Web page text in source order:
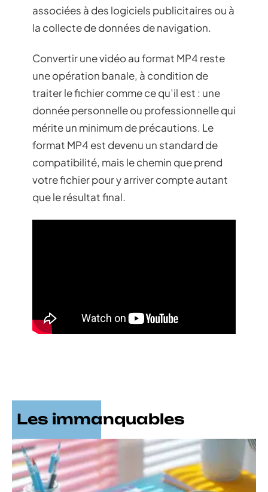
associées à des logiciels publicitaires ou à
la collecte de données de navigation.
Convertir une vidéo au format MP4 reste
une opération banale, à condition de
traiter le fichier comme ce qu’il est : une
donnée personnelle ou professionnelle qui
mérite un minimum de précautions. Le
format MP4 est devenu un standard de
compatibilité, mais le chemin que prend
votre fichier pour y arriver compte autant
que le résultat final.
Les immanquables